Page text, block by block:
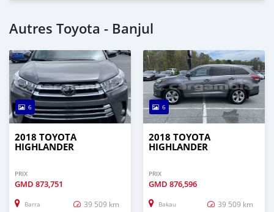
Autres Toyota - Banjul
6
2018 TOYOTA
HIGHLANDER
PRIX
GMD 873,751
Barra 39 509 km
6
2018 TOYOTA
HIGHLANDER
PRIX
GMD 876,596
Bakau 39 509 km